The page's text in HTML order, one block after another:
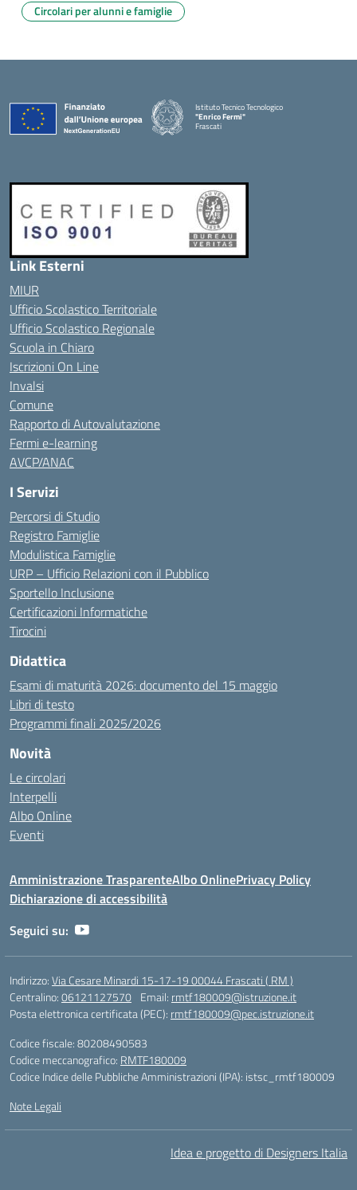
Circolari per alunni e famiglie
Istituto Tecnico Tecnologico
"Enrico Fermi"
Frascati
Link Esterni
MIUR
Ufficio Scolastico Territoriale
Ufficio Scolastico Regionale
Scuola in Chiaro
Iscrizioni On Line
Invalsi
Comune
Rapporto di Autovalutazione
Fermi e-learning
AVCP/ANAC
I Servizi
Percorsi di Studio
Registro Famiglie
Modulistica Famiglie
URP – Ufficio Relazioni con il Pubblico
Sportello Inclusione
Certificazioni Informatiche
Tirocini
Didattica
Esami di maturità 2026: documento del 15 maggio
Libri di testo
Programmi finali 2025/2026
Novità
Le circolari
Interpelli
Albo Online
Eventi
Amministrazione TrasparenteAlbo OnlinePrivacy Policy
Dichiarazione di accessibilità
Seguici su:
Indirizzo:Via Cesare Minardi 15-17-19 00044 Frascati ( RM )
Centralino:06121127570 Email: rmtf180009@istruzione.it
Posta elettronica certificata (PEC): rmtf180009@pec.istruzione.it
Codice fiscale: 80208490583
Codice meccanografico: RMTF180009
Codice Indice delle Pubbliche Amministrazioni (IPA): istsc_rmtf180009
Note Legali
Idea e progetto di Designers Italia